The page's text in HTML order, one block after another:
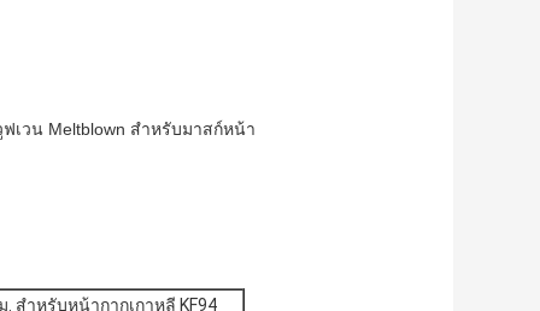
เวน Meltblown สำหรับมาสก์หน้า
สำหรับหน้ากากเกาหลี KF94